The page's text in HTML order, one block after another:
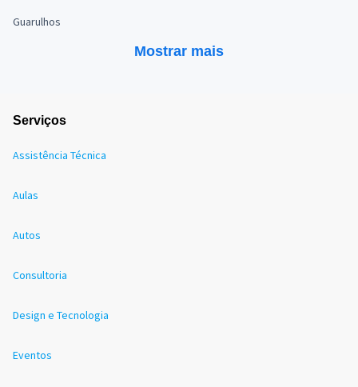
Guarulhos
Mostrar mais
Serviços
Assistência Técnica
Aulas
Autos
Consultoria
Design e Tecnologia
Eventos